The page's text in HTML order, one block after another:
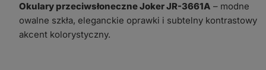
Okulary przeciwsłoneczne Joker JR-3661A – modne
owalne szkła, eleganckie oprawki i subtelny kontrastowy
akcent kolorystyczny.